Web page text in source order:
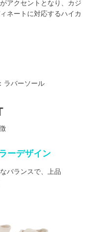
アクセントとなり、カジ
ネートに対応するハイカ
ラバーソール
ーデザイン
バランスで、上品